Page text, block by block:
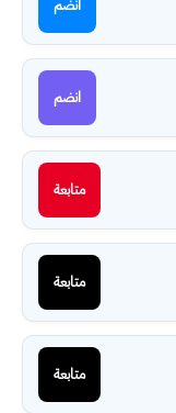
انضم
انضم
متابعة
متابعة
متابعة